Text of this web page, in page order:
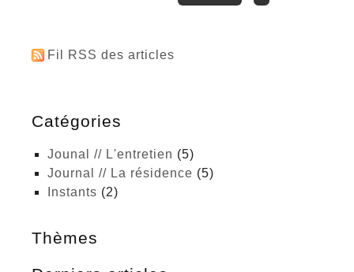
Fil RSS des articles
Catégories
Jounal // L'entretien (5)
Journal // La résidence (5)
Instants (2)
Thèmes